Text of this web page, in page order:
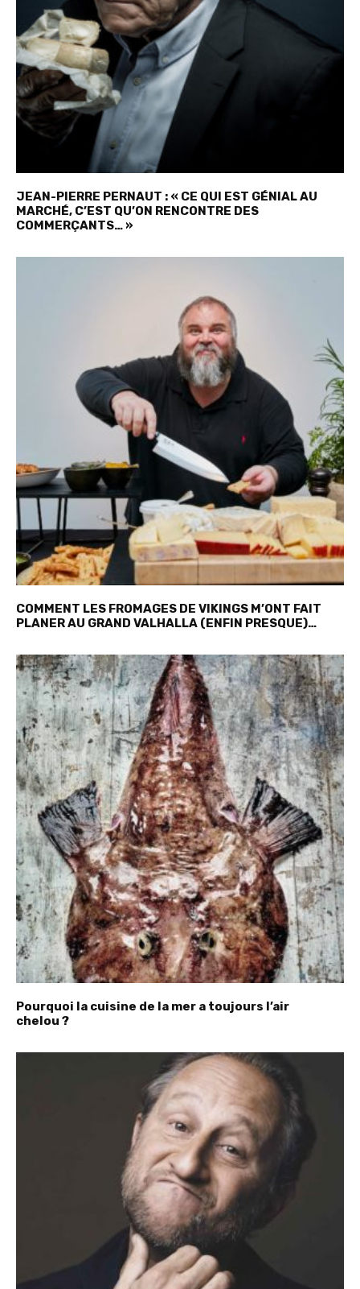
JEAN-PIERRE PERNAUT : « CE QUI EST GÉNIAL AU
MARCHÉ, C’EST QU’ON RENCONTRE DES
COMMERÇANTS… »
COMMENT LES FROMAGES DE VIKINGS M’ONT FAIT
PLANER AU GRAND VALHALLA (ENFIN PRESQUE)…
Pourquoi la cuisine de la mer a toujours l’air
chelou ?